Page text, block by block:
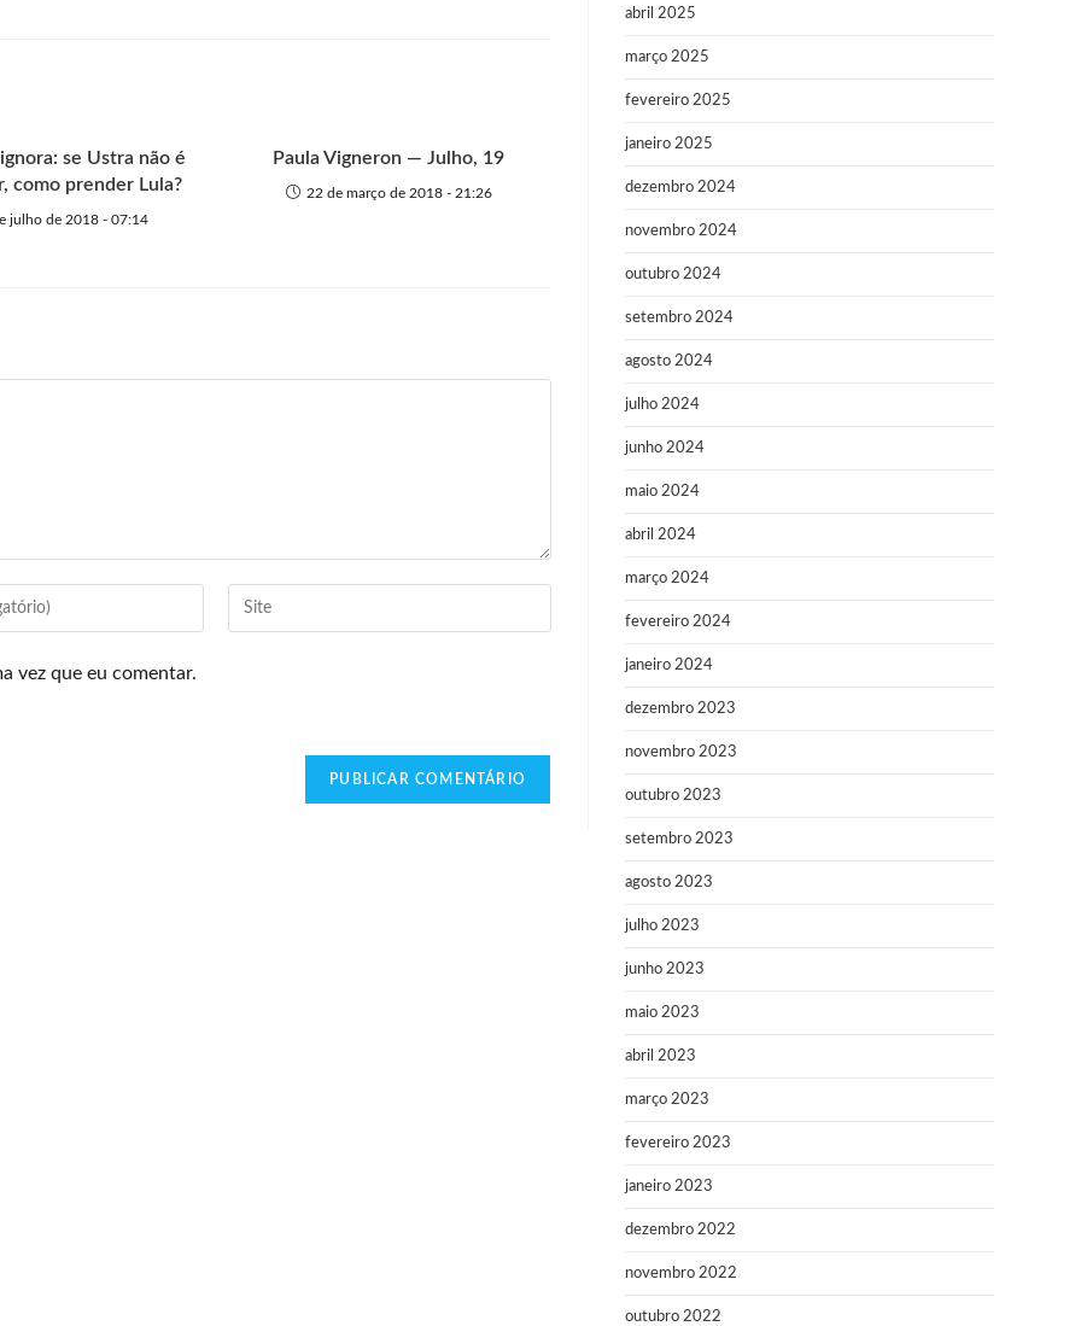
se Ustra não é
como prender Lula?
julho de 2018 - 07:14
Paula Vigneron — Julho, 19
22 de março de 2018 - 21:26
vez que eu comentar.
abril 2025
março 2025
fevereiro 2025
janeiro 2025
dezembro 2024
novembro 2024
outubro 2024
setembro 2024
agosto 2024
julho 2024
junho 2024
maio 2024
abril 2024
março 2024
fevereiro 2024
janeiro 2024
dezembro 2023
novembro 2023
outubro 2023
setembro 2023
agosto 2023
julho 2023
junho 2023
maio 2023
abril 2023
março 2023
fevereiro 2023
janeiro 2023
dezembro 2022
novembro 2022
outubro 2022